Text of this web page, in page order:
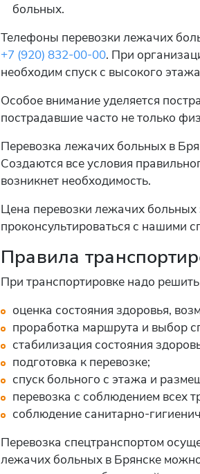
больных.
Телефоны перевозки лежачих
+7 (920) 832-00-00. При
необходим спуск с высокого
Особое внимание уделяется
пострадавшие часто не только
Перевозка лежачих больных в
Создаются все условия
возникнет необходимость.
Цена перевозки лежачих больных
проконсультироваться с нашими
Правила
При транспортировке надо
оценка состояния здоровья,
проработка маршрута и выбор
стабилизация состояния
подготовка к перевозке;
спуск больного с этажа и
перевозка с соблюдением всех
соблюдение санитарно-
Перевозка спецтранспортом
лежачих больных в Брянске